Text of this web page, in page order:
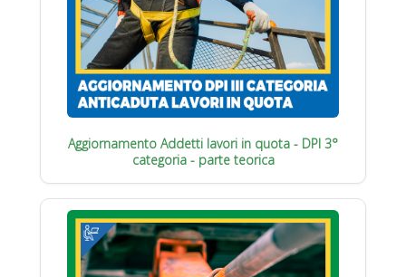
Aggiornamento Addetti lavori in quota - DPI 3°
categoria - parte teorica